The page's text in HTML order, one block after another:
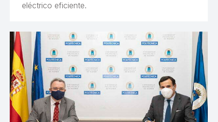
eléctrico eficiente.